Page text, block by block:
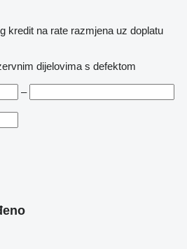
kredit na rate razmjena uz doplatu
dijelovima s defektom
–